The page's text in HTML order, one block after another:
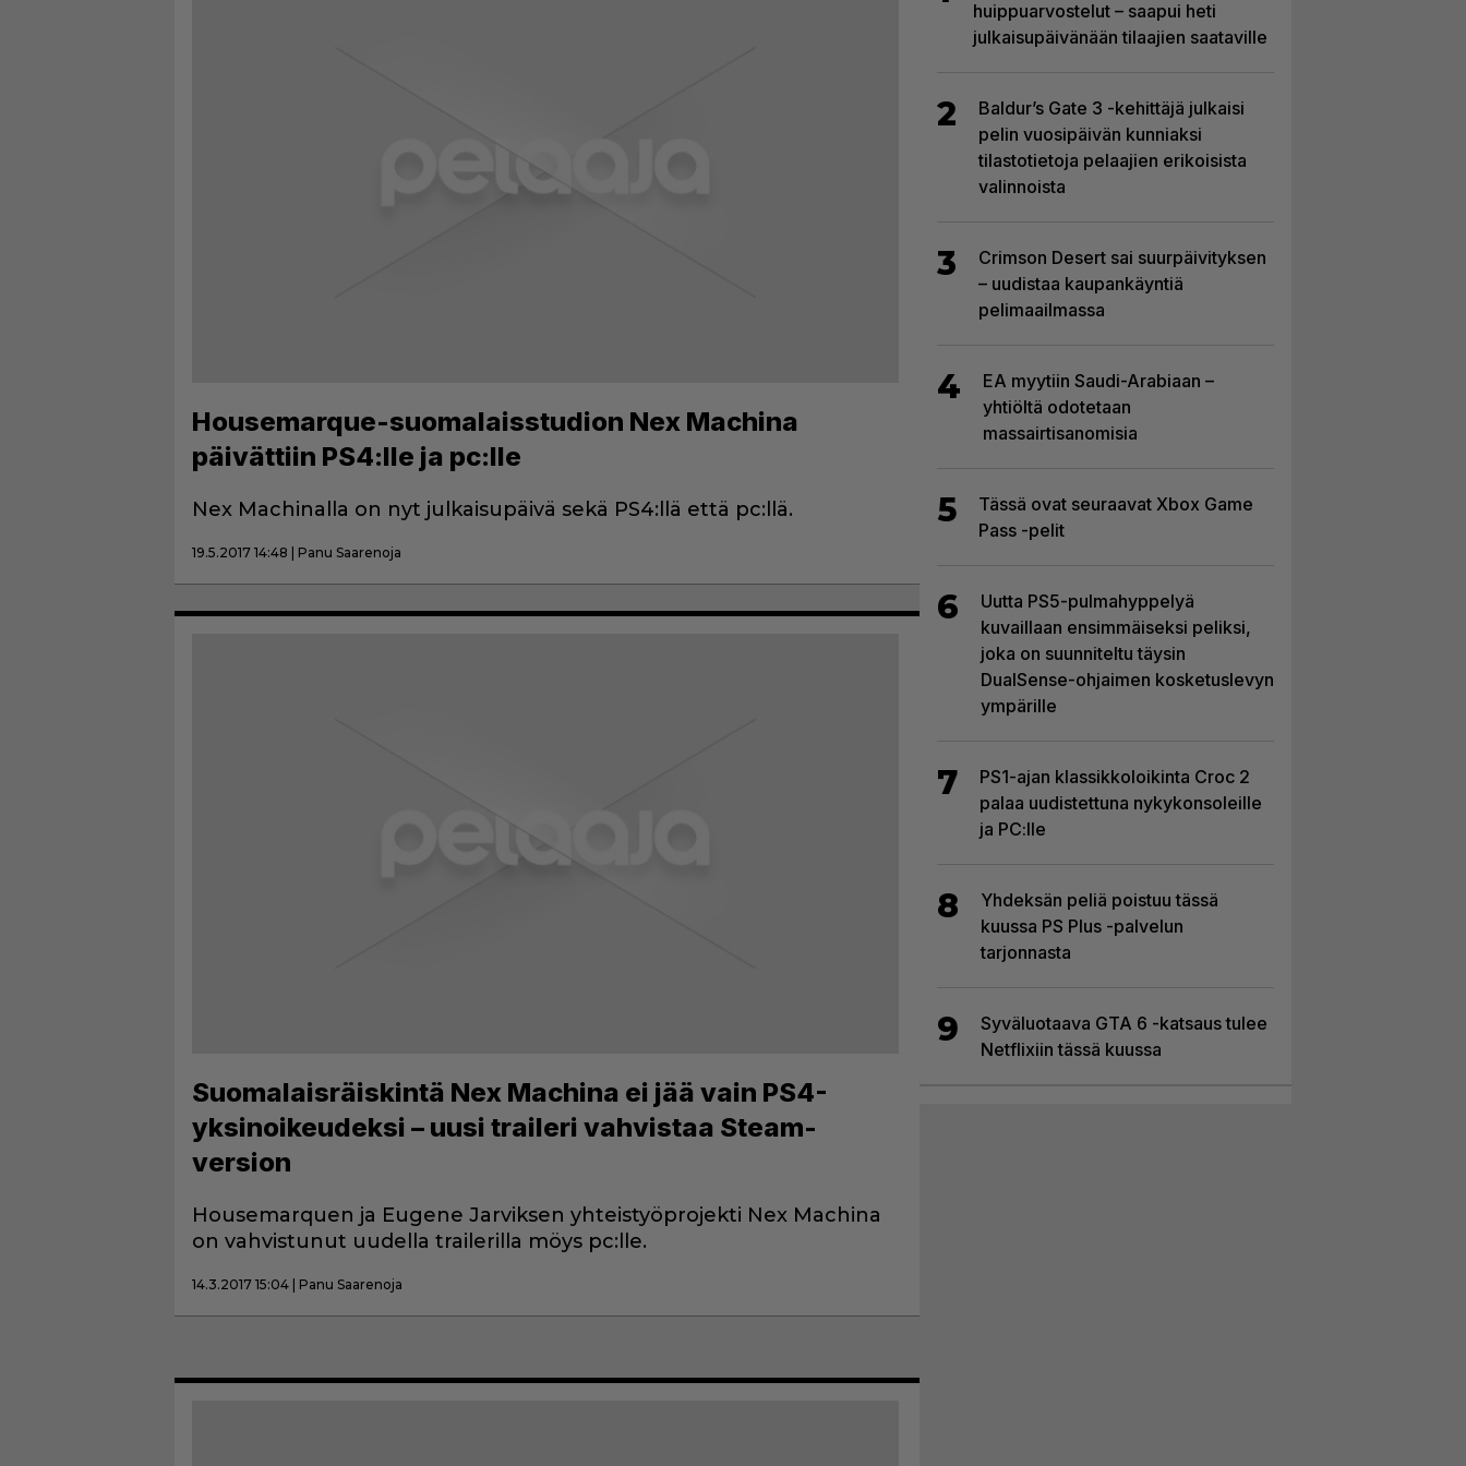
Housemarque-suomalaisstudion Nex Machina
päivättiin PS4:lle ja pc:lle
Nex Machinalla on nyt julkaisupäivä sekä PS4:llä että pc:llä.
19.5.2017 14:48 | Panu Saarenoja
Suomalaisräiskintä Nex Machina ei jää vain PS4-
yksinoikeudeksi – uusi traileri vahvistaa Steam-
version
Housemarquen ja Eugene Jarviksen yhteistyöprojekti Nex Machina
on vahvistunut uudella trailerilla möys pc:lle.
14.3.2017 15:04 | Panu Saarenoja
huippuarvostelut – saapui heti
julkaisupäivänään tilaajien saataville
2
Baldur’s Gate 3 -kehittäjä julkaisi
pelin vuosipäivän kunniaksi
tilastotietoja pelaajien erikoisista
valinnoista
3
Crimson Desert sai suurpäivityksen
– uudistaa kaupankäyntiä
pelimaailmassa
4
EA myytiin Saudi-Arabiaan –
yhtiöltä odotetaan
massairtisanomisia
5
Tässä ovat seuraavat Xbox Game
Pass -pelit
6
Uutta PS5-pulmahyppelyä
kuvaillaan ensimmäiseksi peliksi,
joka on suunniteltu täysin
DualSense-ohjaimen kosketuslevyn
ympärille
7
PS1-ajan klassikkoloikinta Croc 2
palaa uudistettuna nykykonsoleille
ja PC:lle
8
Yhdeksän peliä poistuu tässä
kuussa PS Plus -palvelun
tarjonnasta
9
Syväluotaava GTA 6 -katsaus tulee
Netflixiin tässä kuussa